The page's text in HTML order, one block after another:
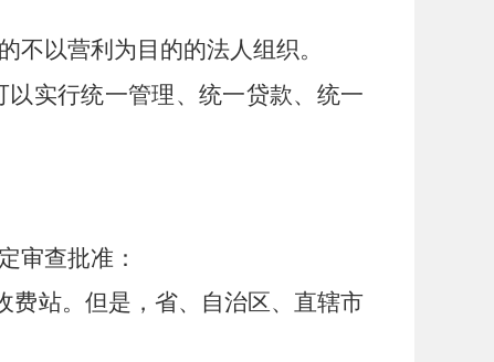
不以营利为目的的法人组织。
实行统一管理、统一贷款、统一
审查批准：
费站。但是，省、自治区、直辖市